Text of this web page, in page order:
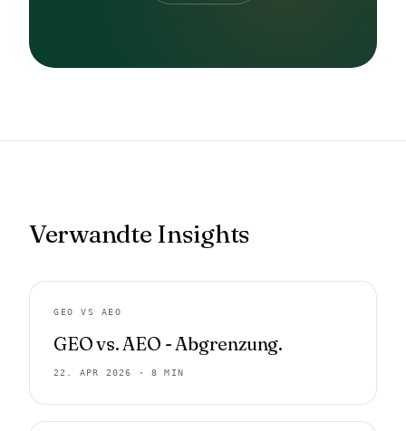
Verwandte Insights
GEO VS AEO
GEO vs. AEO - Abgrenzung.
22. APR 2026 · 8 MIN